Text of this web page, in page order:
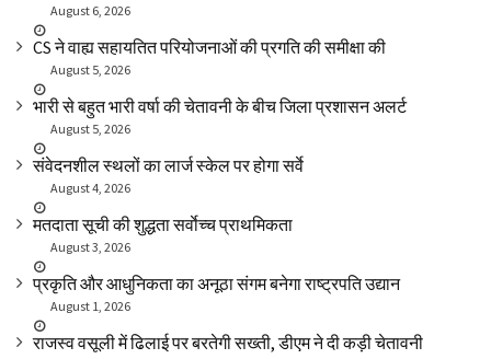
August 6, 2026
CS ने वाह्य सहायतित परियोजनाओं की प्रगति की समीक्षा की
August 5, 2026
भारी से बहुत भारी वर्षा की चेतावनी के बीच जिला प्रशासन अलर्ट
August 5, 2026
संवेदनशील स्थलों का लार्ज स्केल पर होगा सर्वे
August 4, 2026
मतदाता सूची की शुद्धता सर्वाेच्च प्राथमिकता
August 3, 2026
प्रकृति और आधुनिकता का अनूठा संगम बनेगा राष्ट्रपति उद्यान
August 1, 2026
राजस्व वसूली में ढिलाई पर बरतेगी सख्ती, डीएम ने दी कड़ी चेतावनी